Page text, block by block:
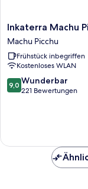
Inkaterra
Machu
Picchu
Pueblo
Hotel
Machu
Picchu
Inkaterra Machu
Machu Picchu
Frühstück inbegriffen
Kostenloses WLAN
9.0
von
9,0 Wunderbar
221 Bewertungen